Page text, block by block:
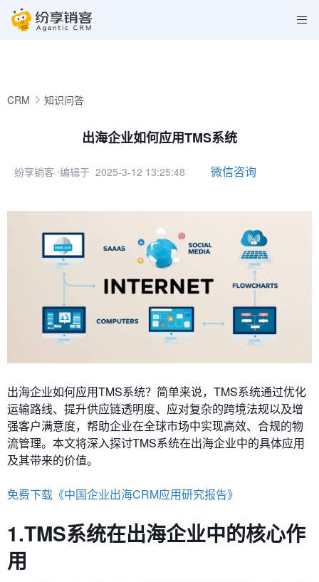
CRM 知识问答
出海企业如何应用TMS系统
纷享销客 ⋅编辑于 2025-3-12 13:25:48 微信咨询
出海企业如何应用TMS系统？简单来说，TMS系统通过优化
运输路线、提升供应链透明度、应对复杂的跨境法规以及增
强客户满意度，帮助企业在全球市场中实现高效、合规的物
流管理。本文将深入探讨TMS系统在出海企业中的具体应用
及其带来的价值。
免费下载《中国企业出海CRM应用研究报告》
1.TMS系统在出海企业中的核心作
用